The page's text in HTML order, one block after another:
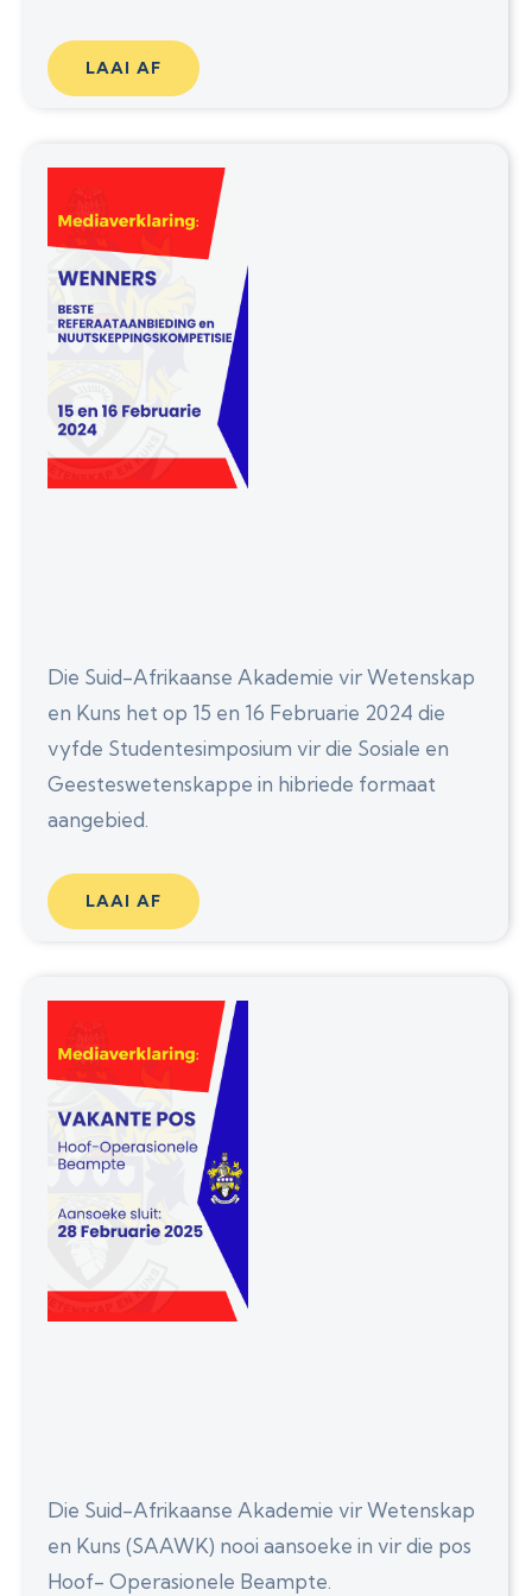
LAAI AF
Die Suid-Afrikaanse Akademie vir Wetenskap
en Kuns het op 15 en 16 Februarie 2024 die
vyfde Studentesimposium vir die Sosiale en
Geesteswetenskappe in hibriede formaat
aangebied.
LAAI AF
Die Suid-Afrikaanse Akademie vir Wetenskap
en Kuns (SAAWK) nooi aansoeke in vir die pos
Hoof- Operasionele Beampte.